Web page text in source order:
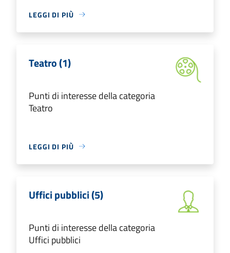
LEGGI DI PIÙ
Teatro (1)
Punti di interesse della categoria
Teatro
LEGGI DI PIÙ
Uffici pubblici (5)
Punti di interesse della categoria
Uffici pubblici